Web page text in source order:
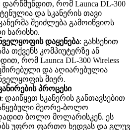
დარწმუნდით, რომ Launca DL-300
და სკანერის თავი
შეიძლება გამოიწვიოს
ხარისხი.
დაყენება: გახსენით
თქვენს კომპიუტერზე ან
რომ Launca DL-300 Wireless
და აღიარებულია
მიერ.
პროცესი
: დაიწყეთ სკანერის განთავსებით
მეორე-ბოლო
ბოლო მოლარისკენ. ეს
უფრო ფართო ხედვას და გლუვ